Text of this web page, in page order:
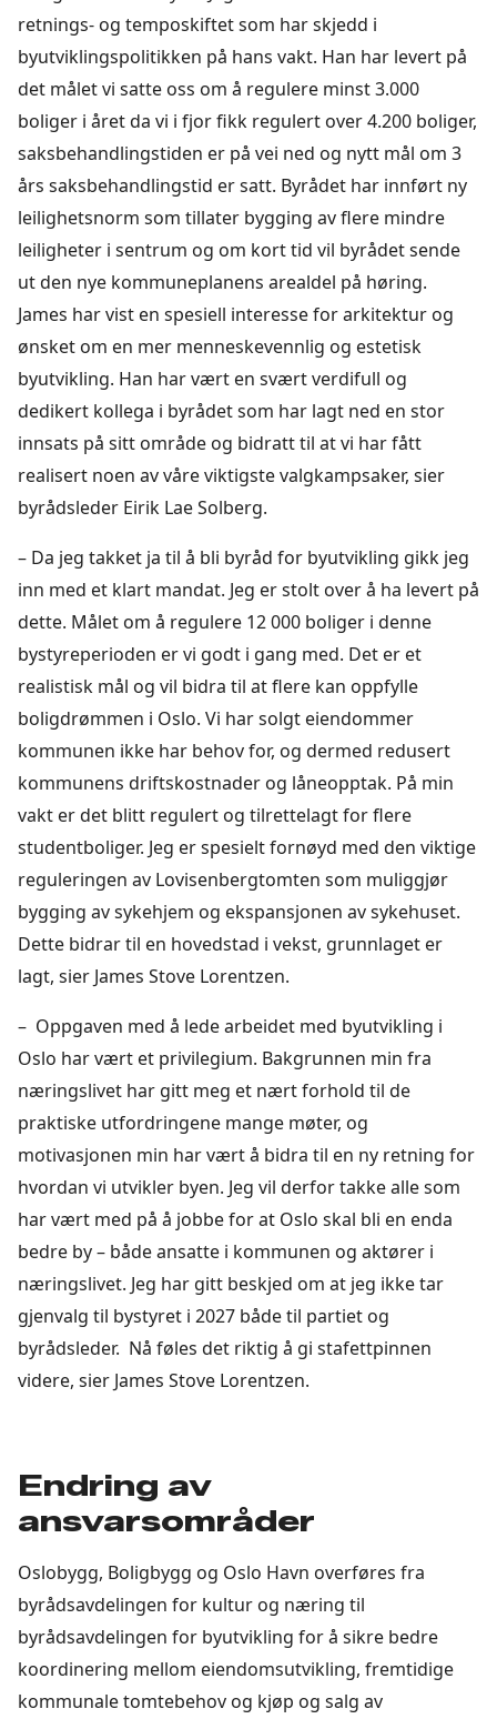
retnings- og temposkiftet som har skjedd i
byutviklingspolitikken på hans vakt. Han har levert på
det målet vi satte oss om å regulere minst 3.000
boliger i året da vi i fjor fikk regulert over 4.200 boliger,
saksbehandlingstiden er på vei ned og nytt mål om 3
års saksbehandlingstid er satt. Byrådet har innført ny
leilighetsnorm som tillater bygging av flere mindre
leiligheter i sentrum og om kort tid vil byrådet sende
ut den nye kommuneplanens arealdel på høring.
James har vist en spesiell interesse for arkitektur og
ønsket om en mer menneskevennlig og estetisk
byutvikling. Han har vært en svært verdifull og
dedikert kollega i byrådet som har lagt ned en stor
innsats på sitt område og bidratt til at vi har fått
realisert noen av våre viktigste valgkampsaker, sier
byrådsleder Eirik Lae Solberg.
– Da jeg takket ja til å bli byråd for byutvikling gikk jeg
inn med et klart mandat. Jeg er stolt over å ha levert på
dette. Målet om å regulere 12 000 boliger i denne
bystyreperioden er vi godt i gang med. Det er et
realistisk mål og vil bidra til at flere kan oppfylle
boligdrømmen i Oslo. Vi har solgt eiendommer
kommunen ikke har behov for, og dermed redusert
kommunens driftskostnader og låneopptak. På min
vakt er det blitt regulert og tilrettelagt for flere
studentboliger. Jeg er spesielt fornøyd med den viktige
reguleringen av Lovisenbergtomten som muliggjør
bygging av sykehjem og ekspansjonen av sykehuset.
Dette bidrar til en hovedstad i vekst, grunnlaget er
lagt, sier James Stove Lorentzen.
– Oppgaven med å lede arbeidet med byutvikling i
Oslo har vært et privilegium. Bakgrunnen min fra
næringslivet har gitt meg et nært forhold til de
praktiske utfordringene mange møter, og
motivasjonen min har vært å bidra til en ny retning for
hvordan vi utvikler byen. Jeg vil derfor takke alle som
har vært med på å jobbe for at Oslo skal bli en enda
bedre by – både ansatte i kommunen og aktører i
næringslivet. Jeg har gitt beskjed om at jeg ikke tar
gjenvalg til bystyret i 2027 både til partiet og
byrådsleder. Nå føles det riktig å gi stafettpinnen
videre, sier James Stove Lorentzen.
Endring av
ansvarsområder
Oslobygg, Boligbygg og Oslo Havn overføres fra
byrådsavdelingen for kultur og næring til
byrådsavdelingen for byutvikling for å sikre bedre
koordinering mellom eiendomsutvikling, fremtidige
kommunale tomtebehov og kjøp og salg av